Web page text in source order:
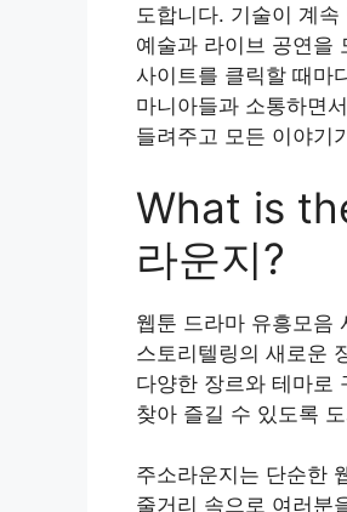
도합니다. 기술이 계
예술과 라이브 공연을
사이트를 클릭할 때마
마니아들과 소통하면
들려주고 모든 이야기
What is
라운지?
웹툰 드라마 유흥모음
스토리텔링의 새로운
다양한 장르와 테마로
찾아 즐길 수 있도록
주소라운지는 단순한
줄거리 속으로 여러분